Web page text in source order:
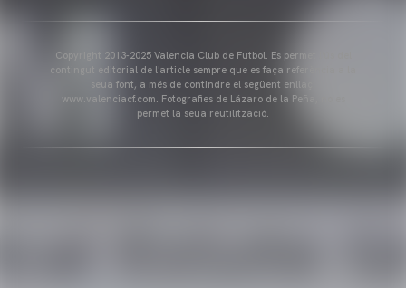
Copyright 2013-2025 Valencia Club de Futbol. Es permet l'ús del
contingut editorial de l'article sempre que es faça referència a la
seua font, a més de contindre el següent enllaç:
www.valenciacf.com. Fotografies de Lázaro de la Peña, no es
permet la seua reutilització.